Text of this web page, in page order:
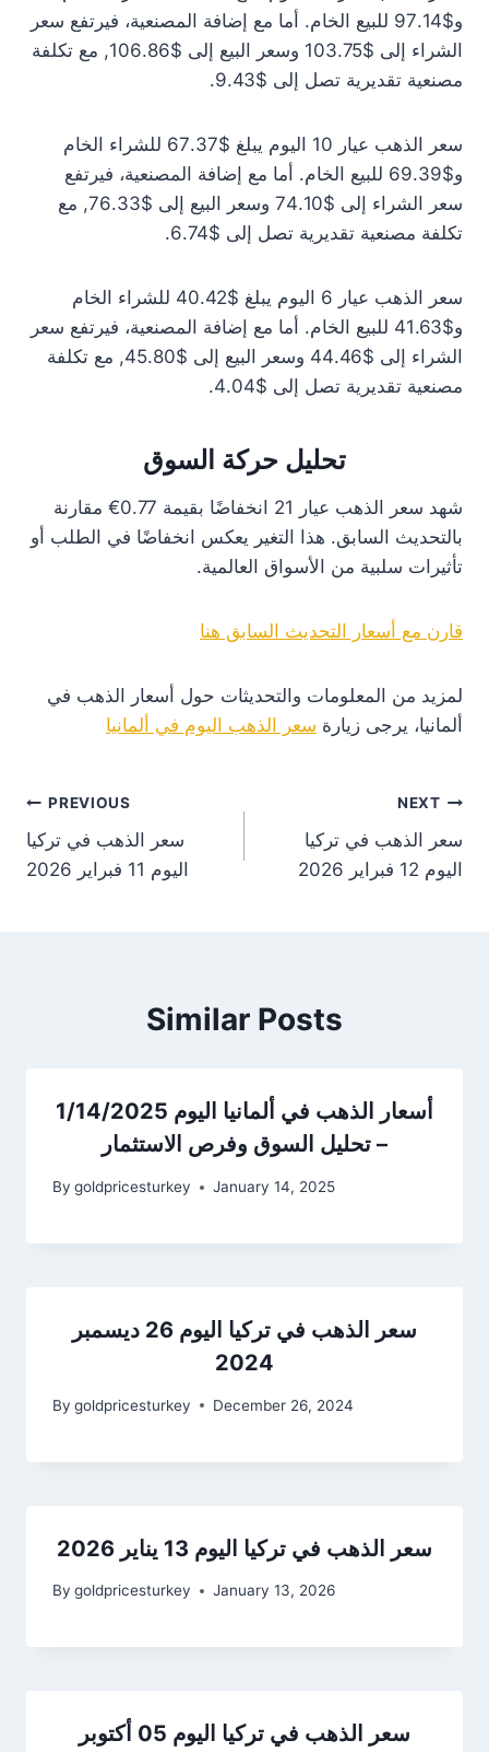
و$97.14 للبيع الخام. أما مع إضافة المصنعية، فيرتفع سعر
الشراء إلى $103.75 وسعر البيع إلى $106.86, مع تكلفة
مصنعية تقديرية تصل إلى $9.43.
سعر الذهب عيار 10 اليوم يبلغ $67.37 للشراء الخام
و$69.39 للبيع الخام. أما مع إضافة المصنعية، فيرتفع
سعر الشراء إلى $74.10 وسعر البيع إلى $76.33, مع
تكلفة مصنعية تقديرية تصل إلى $6.74.
سعر الذهب عيار 6 اليوم يبلغ $40.42 للشراء الخام
و$41.63 للبيع الخام. أما مع إضافة المصنعية، فيرتفع سعر
الشراء إلى $44.46 وسعر البيع إلى $45.80, مع تكلفة
مصنعية تقديرية تصل إلى $4.04.
تحليل حركة السوق
شهد سعر الذهب عيار 21 انخفاضًا بقيمة 0.77€ مقارنة
بالتحديث السابق. هذا التغير يعكس انخفاضًا في الطلب أو
تأثيرات سلبية من الأسواق العالمية.
قارن مع أسعار التحديث السابق هنا
لمزيد من المعلومات والتحديثات حول أسعار الذهب في
ألمانيا، يرجى زيارة سعر الذهب اليوم في ألمانيا
PREVIOUS
سعر الذهب في تركيا
اليوم 11 فبراير 2026
NEXT
سعر الذهب في تركيا
اليوم 12 فبراير 2026
Similar Posts
أسعار الذهب في ألمانيا اليوم 1/14/2025
– تحليل السوق وفرص الاستثمار
By goldpricesturkey January 14, 2025
سعر الذهب في تركيا اليوم 26 ديسمبر
2024
By goldpricesturkey December 26, 2024
سعر الذهب في تركيا اليوم 13 يناير 2026
By goldpricesturkey January 13, 2026
سعر الذهب في تركيا اليوم 05 أكتوبر